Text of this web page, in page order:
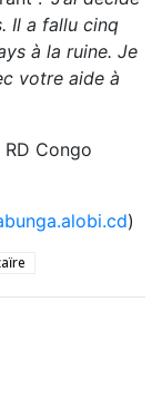
Il a fallu cinq
à la ruine. Je
votre aide à
Congo
)